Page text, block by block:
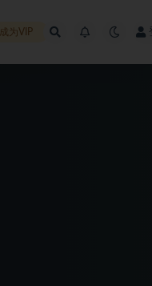
成为VIP